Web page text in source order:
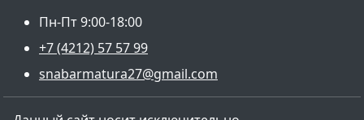
Пн-Пт 9:00-18:00
+7 (4212) 57 57 99
snabarmatura27@gmail.com